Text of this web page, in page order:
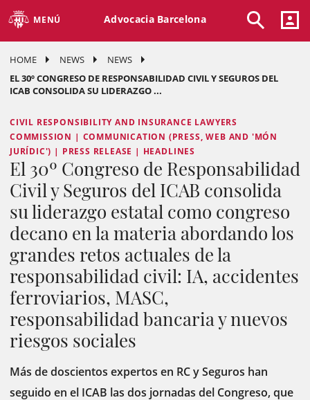
MENÚ Advocacia Barcelona
HOME NEWS
NEWS
EL 30º CONGRESO DE RESPONSABILIDAD CIVIL Y SEGUROS DEL
ICAB CONSOLIDA SU LIDERAZGO ...
CIVIL RESPONSIBILITY AND INSURANCE LAWYERS
COMMISSION | COMMUNICATION (PRESS, WEB AND 'MÓN
JURÍDIC') | PRESS RELEASE | HEADLINES
El 30º Congreso de Responsabilidad
Civil y Seguros del ICAB consolida
su liderazgo estatal como congreso
decano en la materia abordando los
grandes retos actuales de la
responsabilidad civil: IA, accidentes
ferroviarios, MASC,
responsabilidad bancaria y nuevos
riesgos sociales
Más de doscientos expertos en RC y Seguros han
seguido en el ICAB las dos jornadas del Congreso, que